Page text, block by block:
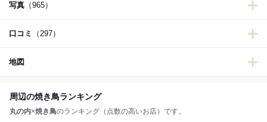
写真 （965）
口コミ （297）
地図
周辺の焼き鳥ランキング
丸の内×焼き鳥のランキング（点数の高いお店）です。